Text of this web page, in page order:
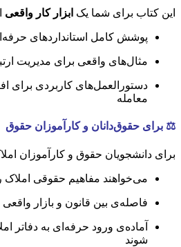
این کتاب برای شما یک ابزار کار واقعی
پوشش کامل استانداردهای
مثال‌های واقعی برای مدیریت
دستورالعمل‌های کاربردی برای
معامله
⚖️ برای حقوق‌دانان و کارآموزان حقوق
برای دانشجویان حقوق و کارآموزان
می‌خواهند مفاهیم حقوقی املاک
فاصله‌ی بین قانون و بازار واقعی
آماده‌ی ورود حرفه‌ای به دفاتر
شوند